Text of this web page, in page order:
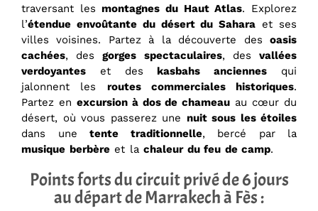
traversant lesmontagnes du Haut Atlas. Explorez
l’étendue envoûtante du désert du Sahara et ses
villes voisines. Partez à la découverte des oasis
cachées, desgorges spectaculaires, desvallées
verdoyantes et deskasbahs anciennes qui
jalonnent les routes commerciales historiques.
Partez en excursion à dos de chameau au cœur du
désert, où vous passerez une nuit sous les étoiles
dans une tente traditionnelle, bercé par la
musique berbèreet la chaleur du feu de camp.
Points forts du circuit privé de 6 jours
au départ de Marrakech à Fès :